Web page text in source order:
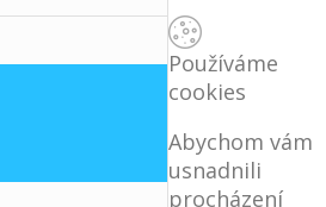
Používáme
cookies
Abychom vám
usnadnili
procházení